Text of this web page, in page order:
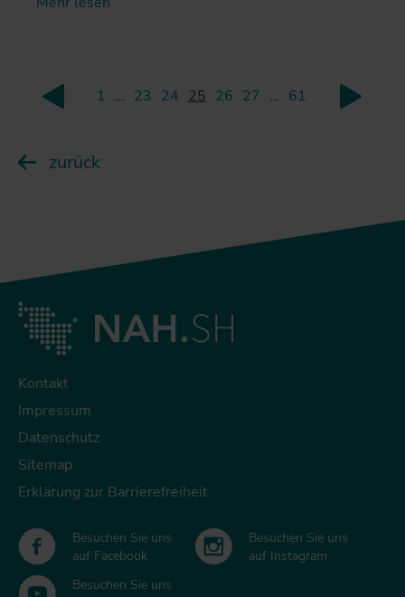
1 … 23 24 25 26 27 … 61
zurück
Kontakt
Impressum
Datenschutz
Sitemap
Erklärung zur Barrierefreiheit
Besuchen Sie uns
auf Facebook
Besuchen Sie uns
auf Instagram
Besuchen Sie uns